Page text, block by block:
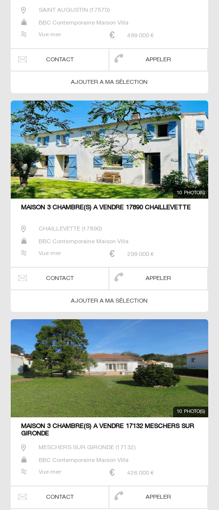
SAINT AUGUSTIN (17570)
BBC Contemporaine Maison Villa
Vue mer 499 000 €
CONTACT APPELER
AJOUTER A MA SÉLECTION
10 PHOTO(S)
MAISON 3 CHAMBRE(S) À VENDRE 17890 CHAILLEVETTE
CHAILLEVETTE(17890)
BBC Contemporaine Maison Villa
Vue mer 299 000 €
CONTACT APPELER
AJOUTER A MA SÉLECTION
10 PHOTO(S)
MAISON 3 CHAMBRE(S) À VENDRE 17132 MESCHERS SUR
GIRONDE
MESCHERS SUR GIRONDE(17132)
BBC Contemporaine Maison Villa
Vue mer 426 000 €
CONTACT APPELER